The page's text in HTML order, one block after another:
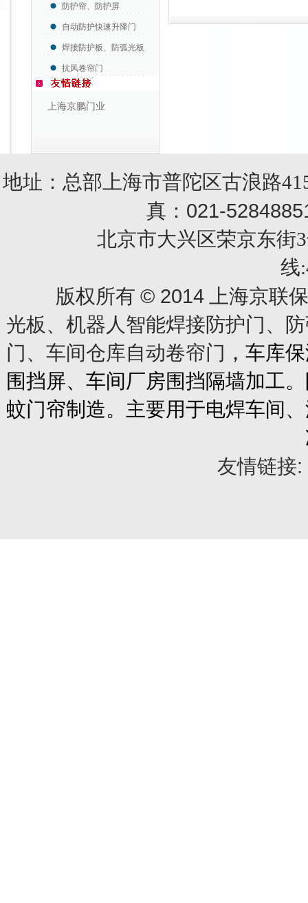
防护帘、防护屏
自动防护快速升降门
焊接防护板、防弧光板
抗风卷帘门
上海京鹏门业
地址：总部上海市普陀区古浪路
真： 021-
北京市大兴区荣京东街3
线
版权所有 © 2014上海京联
光板、机器人智能焊接防护门、
门、车间仓库自动卷帘门 ，车库
围挡屏、车间厂房围挡隔墙加工
蚊门帘制造。主要用于电焊车间
友情链接: